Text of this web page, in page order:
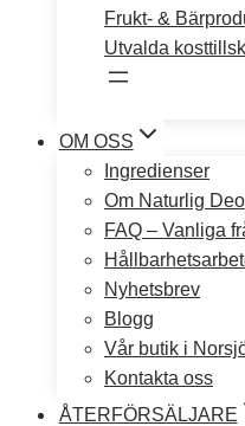
Frukt- &
Utvalda
OM OSS
Ingredienser
Om Naturlig Deo
FAQ – Vanliga
Nyhetsbrev
Blogg
Vår butik i
Kontakta oss
ÅTERFÖRSÄLJARE